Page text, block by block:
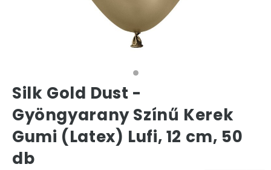
Silk Gold Dust -
Gyöngyarany Színű Kerek
Gumi (Latex) Lufi, 12 cm, 50
db